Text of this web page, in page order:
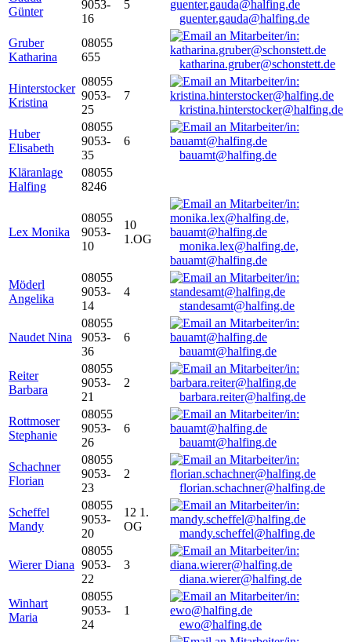
Günter
9053-
16
5
guenter.gauda@halfing.de
Gruber
Katharina
08055
655
katharina.gruber@schonstett.de
Hinterstocker
Kristina
08055
9053-
25
7
kristina.hinterstocker@halfing.de
Huber
Elisabeth
08055
9053-
35
6
bauamt@halfing.de
Kläranlage
Halfing
08055
8246
Lex Monika
08055
9053-
10
10
1.OG
monika.lex@halfing.de,
bauamt@halfing.de
Möderl
Angelika
08055
9053-
14
4
standesamt@halfing.de
Naudet Nina
08055
9053-
36
6
bauamt@halfing.de
Reiter
Barbara
08055
9053-
21
2
barbara.reiter@halfing.de
Rottmoser
Stephanie
08055
9053-
26
6
bauamt@halfing.de
Schachner
Florian
08055
9053-
23
2
florian.schachner@halfing.de
Scheffel
Mandy
08055
9053-
20
12 1.
OG
mandy.scheffel@halfing.de
Wierer Diana
08055
9053-
22
3
diana.wierer@halfing.de
Winhart
Maria
08055
9053-
24
1
ewo@halfing.de